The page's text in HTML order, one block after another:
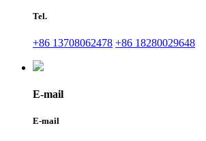
Tel.
+86 13708062478 +86 18280029648
E-mail
E-mail